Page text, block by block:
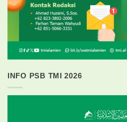
INFO PSB TMI 2026